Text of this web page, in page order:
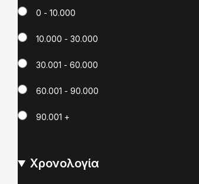
0 - 10.000
10.000 - 30.000
30.001 - 60.000
60.001 - 90.000
90.001 +
Χρονολογία